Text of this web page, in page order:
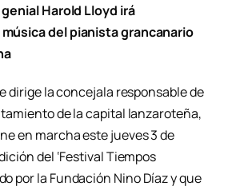
Harold Lloyd irá
del pianista grancanario
dirige la concejala responsable de
de la capital lanzaroteña,
en marcha este jueves 3 de
del ‘Festival Tiempos
por la Fundación Nino Díaz y que